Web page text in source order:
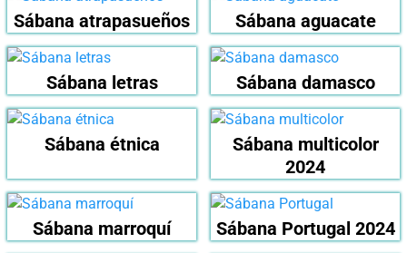
Sábana atrapasueños Sábana aguacate
Sábana letras Sábana damasco
Sábana étnica
Sábana multicolor
2024
Sábana marroquí
Sábana Portugal 2024